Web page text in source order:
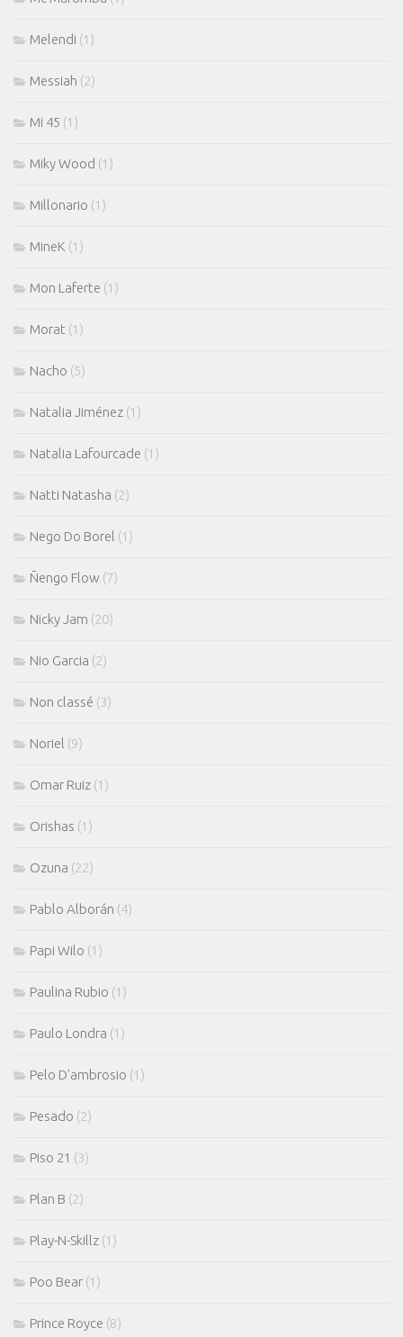
Melendi (1)
Messiah (2)
Mi 45 (1)
Miky Wood (1)
Millonario (1)
MineK (1)
Mon Laferte (1)
Morat (1)
Nacho (5)
Natalia Jiménez (1)
Natalia Lafourcade (1)
Natti Natasha (2)
Nego Do Borel (1)
Ñengo Flow (7)
Nicky Jam (20)
Nio Garcia (2)
Non classé (3)
Noriel (9)
Omar Ruiz (1)
Orishas (1)
Ozuna (22)
Pablo Alborán (4)
Papi Wilo (1)
Paulina Rubio (1)
Paulo Londra (1)
Pelo D'ambrosio (1)
Pesado (2)
Piso 21 (3)
Plan B (2)
Play-N-Skillz (1)
Poo Bear (1)
Prince Royce (8)